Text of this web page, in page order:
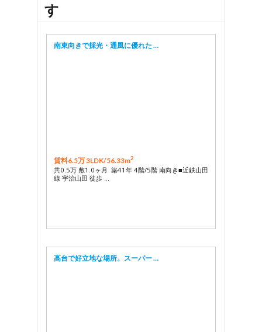
す
南東向きで採光・通風に優れた …
賃料6.5万 3LDK/56.33m2
共0.5万 敷1.0ヶ月 築41年 4階/5階 南向き■近鉄山田
線 宇治山田 徒歩 …
高台で好立地な場所。スーパー …